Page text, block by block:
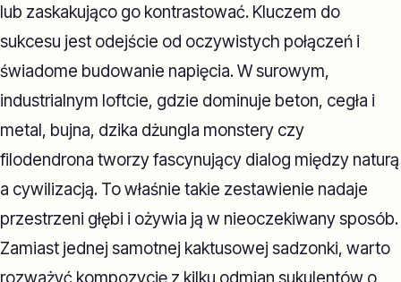
lub zaskakująco go kontrastować. Kluczem do
sukcesu jest odejście od oczywistych połączeń i
świadome budowanie napięcia. W surowym,
industrialnym loftcie, gdzie dominuje beton, cegła i
metal, bujna, dzika dżungla monstery czy
filodendrona tworzy fascynujący dialog między naturą
a cywilizacją. To właśnie takie zestawienie nadaje
przestrzeni głębi i ożywia ją w nieoczekiwany sposób.
Zamiast jednej samotnej kaktusowej sadzonki, warto
rozważyć kompozycję z kilku odmian sukulentów o